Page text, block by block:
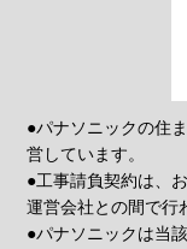
●パナソニックの住
営しています。
●工事請負契約は、
運営会社との間で行
●パナソニックは当